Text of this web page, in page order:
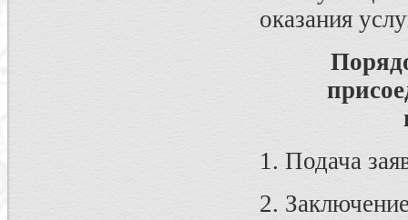
оказания
1. Подача
2.